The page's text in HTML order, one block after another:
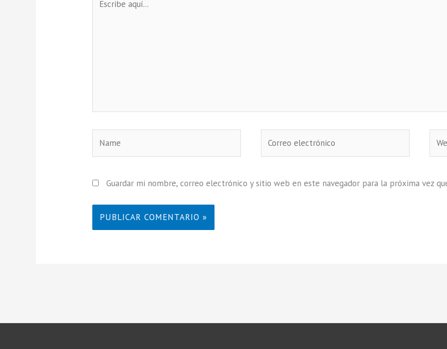
aquí...
electrónico
Guardar mi nombre, correo electrónico y sitio web en este navegador para la próxima vez